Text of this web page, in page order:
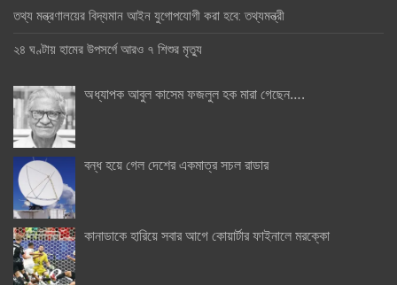
তথ্য মন্ত্রণালয়ের বিদ্যমান আইন যুগোপযোগী করা হবে: তথ্যমন্ত্রী
২৪ ঘণ্টায় হামের উপসর্গে আরও ৭ শিশুর মৃত্যু
অধ্যাপক আবুল কাসেম ফজলুল হক মারা গেছেন….
বন্ধ হয়ে গেল দেশের একমাত্র সচল রাডার
কানাডাকে হারিয়ে সবার আগে কোয়ার্টার ফাইনালে মরক্কো